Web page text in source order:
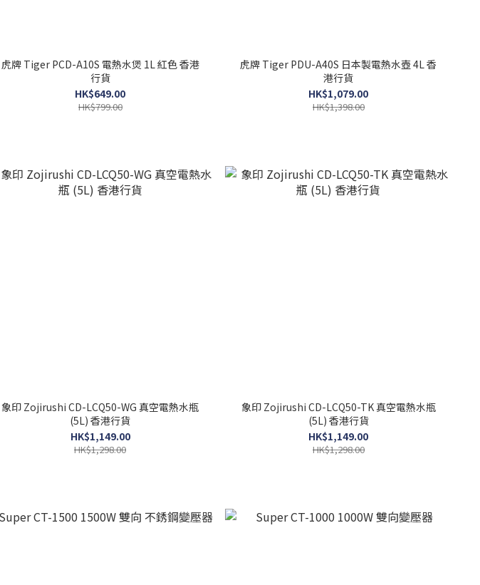
虎牌 Tiger PCD-A10S 電熱水煲 1L 紅色 香港
行貨
HK$649.00
HK$799.00
虎牌 Tiger PDU-A40S 日本製電熱水壺 4L 香
港行貨
HK$1,079.00
HK$1,398.00
象印 Zojirushi CD-LCQ50-WG 真空電熱水瓶
(5L) 香港行貨
HK$1,149.00
HK$1,298.00
象印 Zojirushi CD-LCQ50-TK 真空電熱水瓶
(5L) 香港行貨
HK$1,149.00
HK$1,298.00